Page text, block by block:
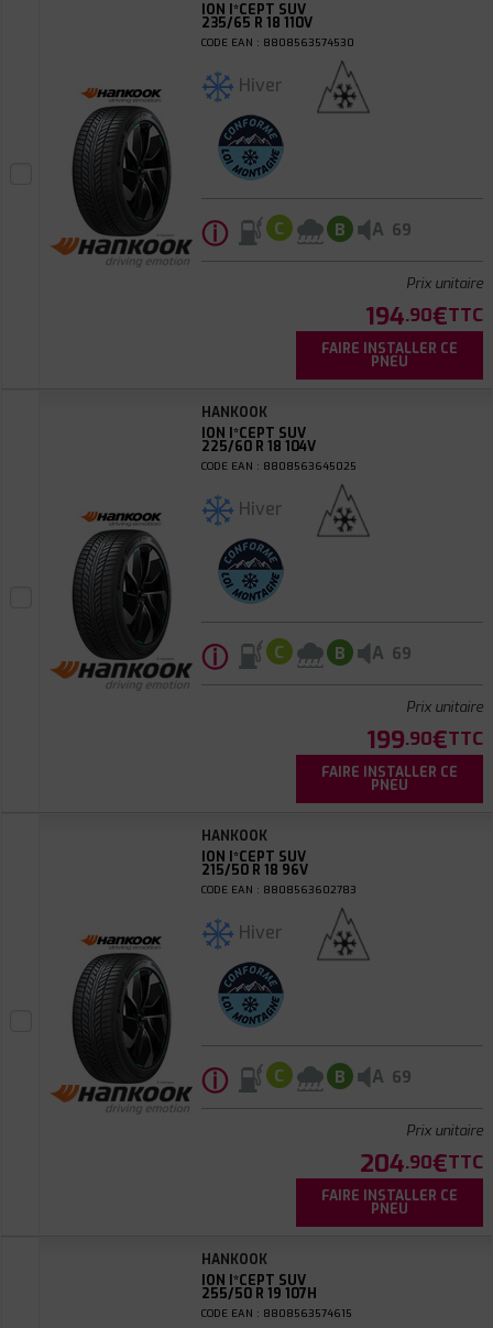
ION I*CEPT SUV
235/65 R 18 110V
CODE EAN : 8808563574530
Hiver
ⓘ C B A 69
Prix unitaire
194.90€TTC
FAIRE INSTALLER CE
PNEU
HANKOOK
ION I*CEPT SUV
225/60 R 18 104V
CODE EAN : 8808563645025
Hiver
ⓘ C B A 69
Prix unitaire
199.90€TTC
FAIRE INSTALLER CE
PNEU
HANKOOK
ION I*CEPT SUV
215/50 R 18 96V
CODE EAN : 8808563602783
Hiver
ⓘ C B A 69
Prix unitaire
204.90€TTC
FAIRE INSTALLER CE
PNEU
HANKOOK
ION I*CEPT SUV
255/50 R 19 107H
CODE EAN : 8808563574615